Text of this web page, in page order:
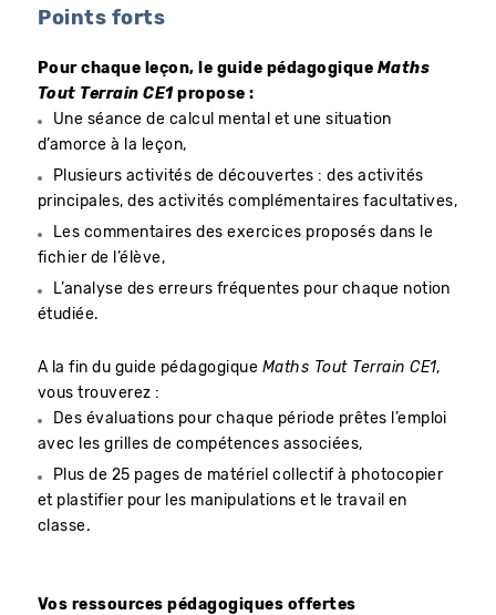
Points forts
Pour chaque leçon, le guide pédagogique Maths
Tout Terrain CE1 propose :
Une séance de calcul mental et une situation
d’amorce à la leçon,
Plusieurs activités de découvertes : des activités
principales, des activités complémentaires facultatives,
Les commentaires des exercices proposés dans le
fichier de l’élève,
L’analyse des erreurs fréquentes pour chaque notion
étudiée.
A la fin du guide pédagogique Maths Tout Terrain CE1,
vous trouverez :
Des évaluations pour chaque période prêtes l’emploi
avec les grilles de compétences associées,
Plus de 25 pages de matériel collectif à photocopier
et plastifier pour les manipulations et le travail en
classe.
Vos ressources pédagogiques offertes